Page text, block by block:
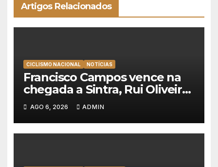
Artigos Relacionados
CICLISMO NACIONAL NOTÍCIAS
Francisco Campos vence na
chegada a Sintra, Rui Oliveira
veste de amarelo na Volta a
Portugal
AGO 6, 2026 ADMIN